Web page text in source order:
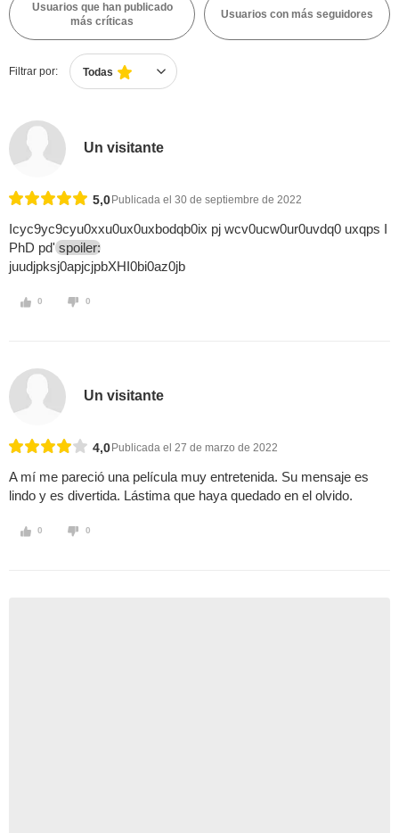
Usuarios que han publicado
más críticas
Usuarios con más seguidores
Filtrar por: Todas
Un visitante
5,0 Publicada el 30 de septiembre de 2022
Icyc9yc9cyu0xxu0ux0uxbodqb0ix pj wcv0ucw0ur0uvdq0 uxqps I
PhD pd' spoiler:
juudjpksj0apjcjpbXHI0bi0az0jb
0 0
Un visitante
4,0 Publicada el 27 de marzo de 2022
A mí me pareció una película muy entretenida. Su mensaje es
lindo y es divertida. Lástima que haya quedado en el olvido.
0 0